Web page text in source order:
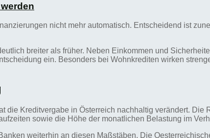
nicht mehr automatisch. Entscheidend ist
breiter als früher. Neben Einkommen und
ein. Besonders bei Wohnkrediten wirken
die Kreditvergabe in Österreich nachhaltig verändert. Die
sowie die Höhe der monatlichen Belastung im
weiterhin an diesen Maßstäben. Die